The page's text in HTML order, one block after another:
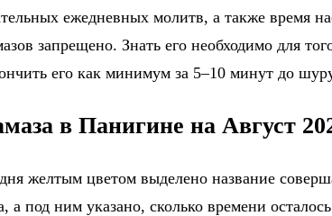
ежедневных молитв, а также время
запрещено. Знать его необходимо для
его как минимум за 5–10 минут до
в Панигине на Август
желтым цветом выделено название
а под ним указано, сколько времени